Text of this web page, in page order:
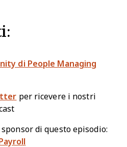
di People Managing
per ricevere i nostri
sponsor di questo episodio: